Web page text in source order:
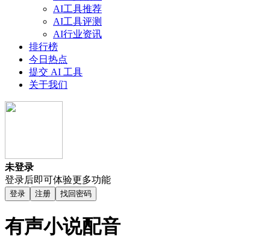
AI工具推荐
AI工具评测
AI行业资讯
排行榜
今日热点
提交 AI 工具
关于我们
未登录
登录后即可体验更多功能
登录 注册 找回密码
有声小说配音